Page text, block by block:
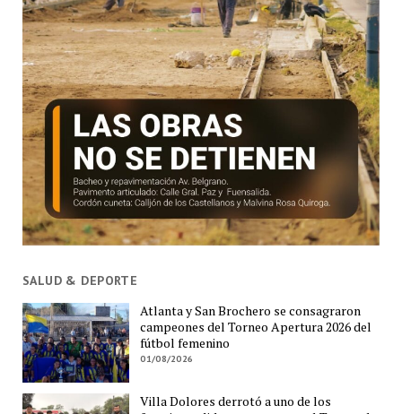
SALUD & DEPORTE
Atlanta y San Brochero se consagraron
campeones del Torneo Apertura 2026 del
fútbol femenino
01/08/2026
Villa Dolores derrotó a uno de los